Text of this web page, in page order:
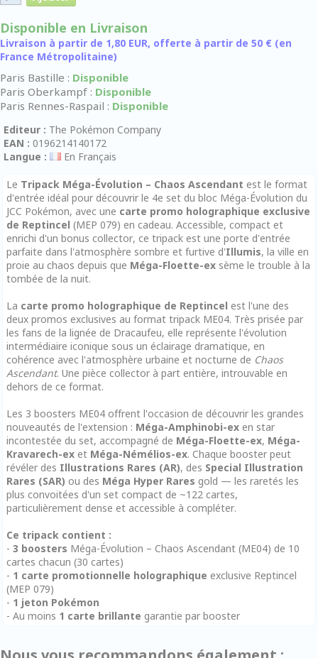
Disponible en Livraison
Livraison à partir de 1,80 EUR, offerte à partir de 50 € (en
France Métropolitaine)
Paris Bastille : Disponible
Paris Oberkampf : Disponible
Paris Rennes-Raspail : Disponible
Editeur : The Pokémon Company
EAN : 0196214140172
Langue :
En Français
Le Tripack Méga-Évolution – Chaos Ascendant est le format
d'entrée idéal pour découvrir le 4e set du bloc Méga-Évolution du
JCC Pokémon, avec une carte promo holographique exclusive
de Reptincel (MEP 079) en cadeau. Accessible, compact et
enrichi d'un bonus collector, ce tripack est une porte d'entrée
parfaite dans l'atmosphère sombre et furtive d'Illumis, la ville en
proie au chaos depuis que Méga-Floette-ex sème le trouble à la
tombée de la nuit.
La carte promo holographique de Reptincel est l'une des
deux promos exclusives au format tripack ME04. Très prisée par
les fans de la lignée de Dracaufeu, elle représente l'évolution
intermédiaire iconique sous un éclairage dramatique, en
cohérence avec l'atmosphère urbaine et nocturne de Chaos
Ascendant. Une pièce collector à part entière, introuvable en
dehors de ce format.
Les 3 boosters ME04 offrent l'occasion de découvrir les grandes
nouveautés de l'extension : Méga-Amphinobi-ex en star
incontestée du set, accompagné de Méga-Floette-ex, Méga-
Kravarech-ex et Méga-Némélios-ex. Chaque booster peut
révéler des Illustrations Rares (AR), des Special Illustration
Rares (SAR) ou des Méga Hyper Rares gold — les raretés les
plus convoitées d'un set compact de ~122 cartes,
particulièrement dense et accessible à compléter.
Ce tripack contient :
- 3 boosters Méga-Évolution – Chaos Ascendant (ME04) de 10
cartes chacun (30 cartes)
- 1 carte promotionnelle holographique exclusive Reptincel
(MEP 079)
- 1 jeton Pokémon
- Au moins 1 carte brillante garantie par booster